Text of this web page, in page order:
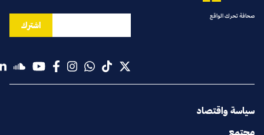
صحافة تحرك الواقع
سياسة واقتصاد
اشترك